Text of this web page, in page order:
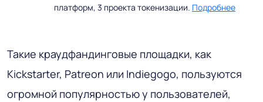
платформ, 3 проекта токенизации. Подробнее
Такие краудфандинговые площадки, как
Kickstarter, Patreon или Indiegogo, пользуются
огромной популярностью у пользователей,